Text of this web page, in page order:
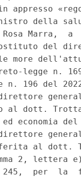
appresso
della
Marra,  a
del
more
legge n.
n. 196 del
al dott.
economia
al dott.
2, lettera
245,  per  la